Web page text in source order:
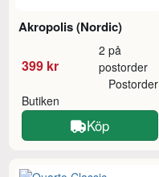
Akropolis (Nordic)
399 kr
2 på
postorder
Butiken
Postorder
Köp